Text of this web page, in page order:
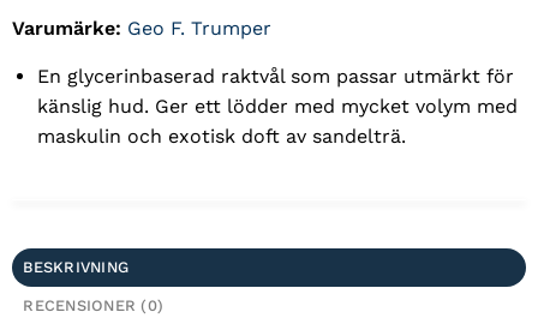
Varumärke: Geo F. Trumper
En glycerinbaserad raktvål som passar utmärkt för
känslig hud. Ger ett lödder med mycket volym med
maskulin och exotisk doft av sandelträ.
BESKRIVNING
RECENSIONER (0)